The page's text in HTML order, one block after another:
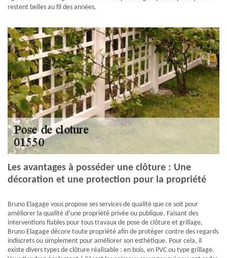
restent belles au fil des années.
Les avantages à posséder une clôture : Une
décoration et une protection pour la propriété
Bruno Elagage vous propose ses services de qualité que ce soit pour
améliorer la qualité d’une propriété privée ou publique. Faisant des
interventions fiables pour tous travaux de pose de clôture et grillage,
Bruno Elagage décore toute propriété afin de protéger contre des regards
indiscrets ou simplement pour améliorer son esthétique. Pour cela, il
existe divers types de clôture réalisable : en bois, en PVC ou type grillage.